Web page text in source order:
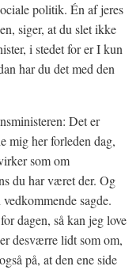
politik. Én af jeres
siger, at du slet ikke
i stedet for er I kun
har du det med den
Det er
mig her forleden dag,
som om
du har været der. Og
sagde.
dagen, så kan jeg love
desværre lidt som om,
på, at den ene side